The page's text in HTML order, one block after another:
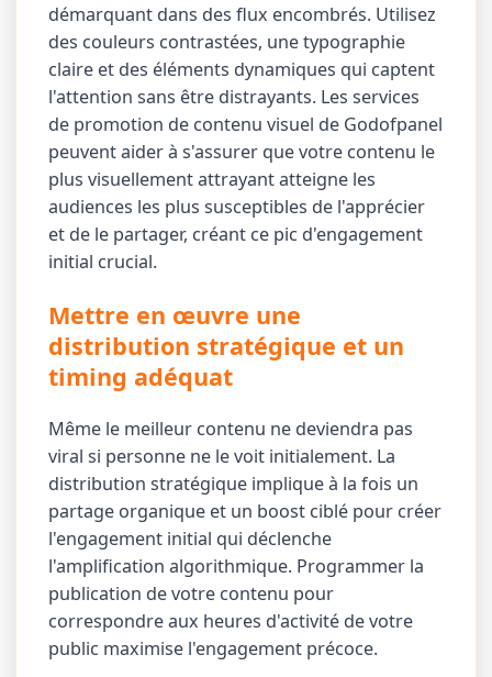
démarquant dans des flux encombrés. Utilisez
des couleurs contrastées, une typographie
claire et des éléments dynamiques qui captent
l'attention sans être distrayants. Les services
de promotion de contenu visuel de Godofpanel
peuvent aider à s'assurer que votre contenu le
plus visuellement attrayant atteigne les
audiences les plus susceptibles de l'apprécier
et de le partager, créant ce pic d'engagement
initial crucial.
Mettre en œuvre une
distribution stratégique et un
timing adéquat
Même le meilleur contenu ne deviendra pas
viral si personne ne le voit initialement. La
distribution stratégique implique à la fois un
partage organique et un boost ciblé pour créer
l'engagement initial qui déclenche
l'amplification algorithmique. Programmer la
publication de votre contenu pour
correspondre aux heures d'activité de votre
public maximise l'engagement précoce.